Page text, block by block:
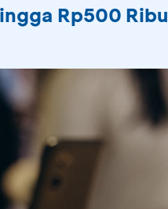
Rp500 Ribu